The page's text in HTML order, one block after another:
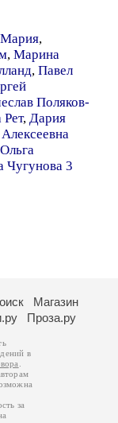
,
, Марина
, Павел
Поляков-
Рет, Дария
Ольга
Чугунова 3
Магазин
Проза.ру
в
за